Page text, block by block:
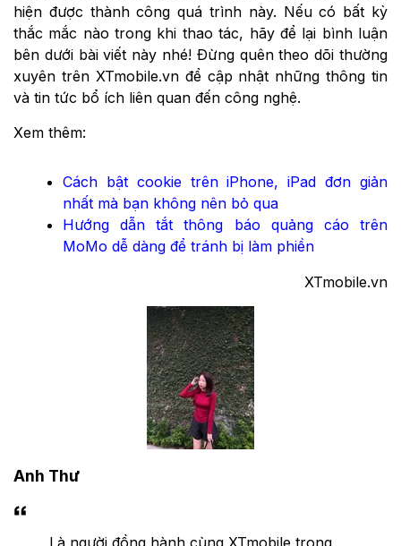
hiện được thành công quá trình này. Nếu có bất kỳ
thắc mắc nào trong khi thao tác, hãy để lại bình luận
bên dưới bài viết này nhé! Đừng quên theo dõi thường
xuyên trên XTmobile.vn để cập nhật những thông tin
và tin tức bổ ích liên quan đến công nghệ.
Xem thêm:
Cách bật cookie trên iPhone, iPad đơn giản
nhất mà bạn không nên bỏ qua
Hướng dẫn tắt thông báo quảng cáo trên
MoMo dễ dàng để tránh bị làm phiền
XTmobile.vn
Anh Thư
Là người đồng hành cùng XTmobile trong